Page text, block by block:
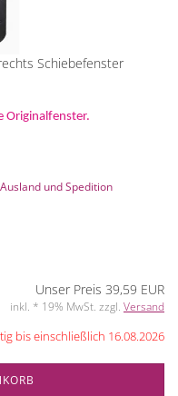
Schiebefenster
Originalfenster.
und Spedition
Unser Preis 39,59 EUR
inkl. * 19% MwSt. zzgl. Versand
bis einschließlich 16.08.2026